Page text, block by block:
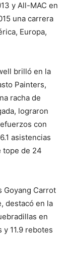
y All-MAC en
una carrera
Europa,
brilló en la
Painters,
racha de
lograron
con
asistencias
tope de 24
Goyang Carrot
destacó en la
en
11.9 rebotes